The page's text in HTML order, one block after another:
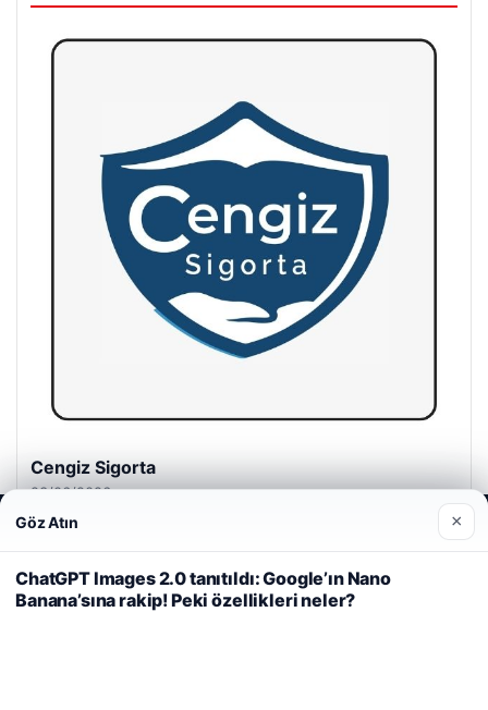
Cengiz Sigorta
23/06/2026
Web sitemizi nasıl kullandığınızı daha iyi anlayabilmek,
deneyiminizi kişiselleştirmek ve geliştirmek amacıyla çerezler
kullanıyoruz.
Çerez Politikamız
Reddet Kabul Et
Göz Atın ×
ChatGPT Images 2.0 tanıtıldı: Google’ın Nano
Banana’sına rakip! Peki özellikleri neler?